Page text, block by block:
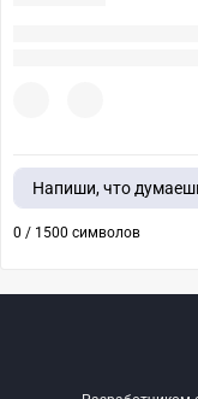
Напиши, что
0 / 1500 символов